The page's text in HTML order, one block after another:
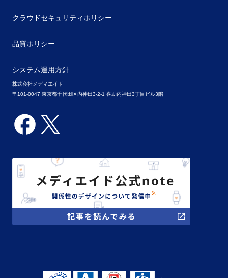
株式会社メディエイド
〒101-0047 東京都千代田区内神田3-2-1 喜助内神田3丁目ビル3階
クラウドセキュリティポリシー
品質ポリシー
システム運用方針